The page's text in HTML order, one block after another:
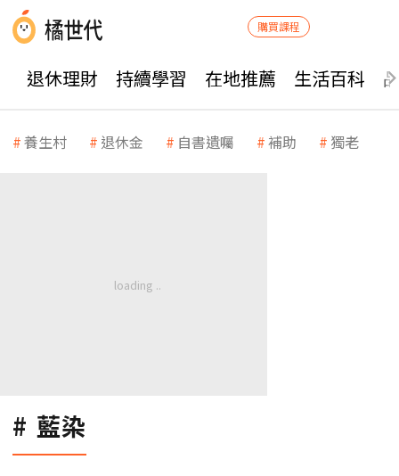
購買課程
退休理財 持續學習 在地推薦 生活百科
養生村 退休金 自書遺囑 補助 獨老
藍染